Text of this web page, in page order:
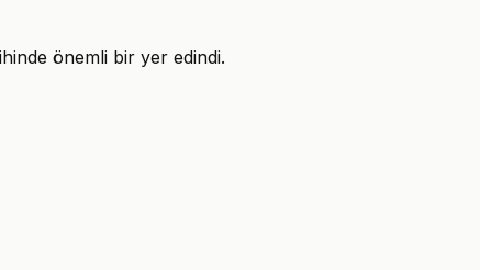
önemli bir yer edindi.